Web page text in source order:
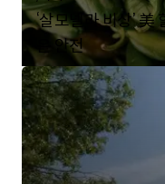
‘살모넬라 비상’
은 안전